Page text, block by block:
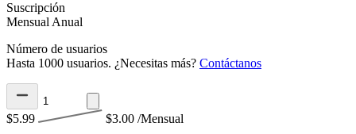
Suscripción
Mensual Anual
Número de usuarios
Hasta 1000 usuarios. ¿Necesitas más? Contáctanos
$5.99 $3.00 /Mensual